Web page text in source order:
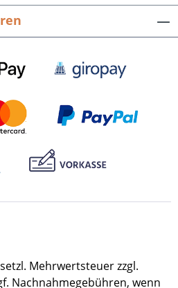
Georg Seeger und
Texten von Rainer
Großformat, fester
als pdf-
Buch-Cover als tif-
Mehrwertsteuer zzgl.
Nachnahmegebühren, wenn